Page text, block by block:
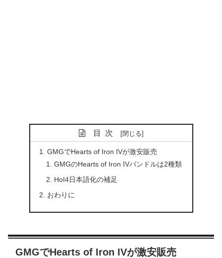
目次
GMGでHearts of Iron IVが激安販売
GMGのHearts of Iron IVバンドルは2種類
HoI4日本語化の補足
おわりに
GMGでHearts of Iron IVが激安販売